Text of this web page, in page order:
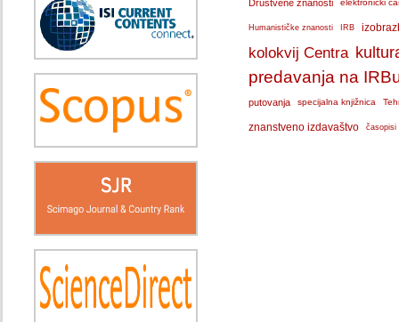
Društvene znanosti elektronički
Humanističke znanosti IRB
kolokvij Centra
predavanja na
putovanja specijalna knjižnica
znanstveno izdavaštvo časopisi